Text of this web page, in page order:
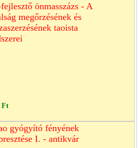
önmasszázs - A
megőrzésének és
taoista
Ft
gyógyító fényének
I. - antikvár